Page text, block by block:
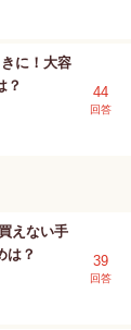
に！大容
？
44
回答
えない手
は？
39
回答